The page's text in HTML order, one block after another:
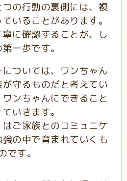
の行動の裏側には、複
いることがあります。
に確認することが、し
一歩です。
ついては、ワンちゃん
守るものだと考えてい
ンちゃんにできること
いきます。
ご家族とのコミュニケ
の中で育まれていくも
です。